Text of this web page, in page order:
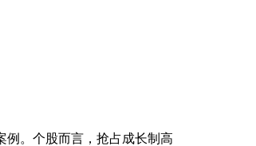
。个股而言，抢占成长制高